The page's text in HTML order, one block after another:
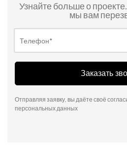
Узнайте больше о
мы вам
Заказать
Отправляя заявку, вы даёте своё
персональных данных